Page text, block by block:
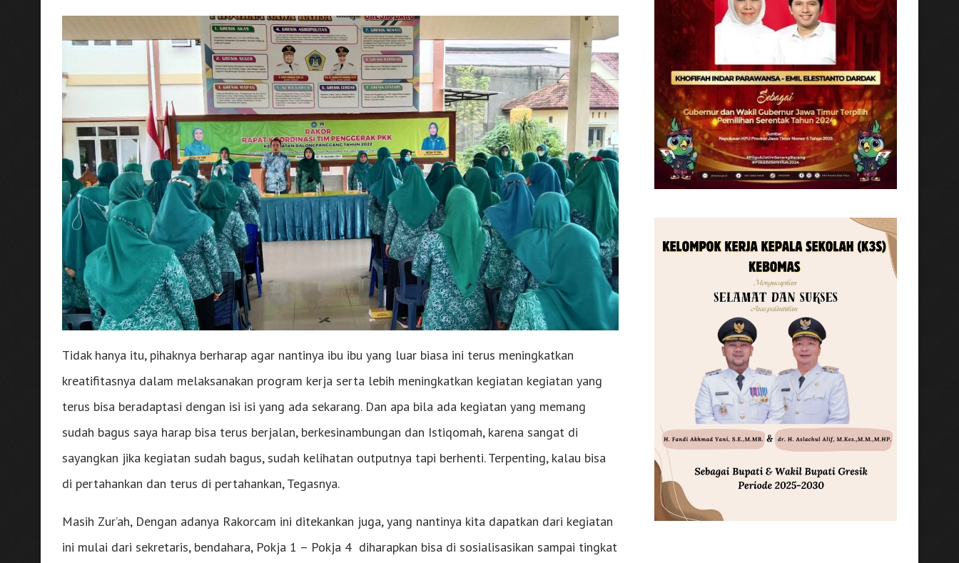
Tidak hanya itu, pihaknya berharap agar nantinya ibu ibu yang luar biasa ini terus meningkatkan
kreatifitasnya dalam melaksanakan program kerja serta lebih meningkatkan kegiatan kegiatan yang
terus bisa beradaptasi dengan isi isi yang ada sekarang. Dan apa bila ada kegiatan yang memang
sudah bagus saya harap bisa terus berjalan, berkesinambungan dan Istiqomah, karena sangat di
sayangkan jika kegiatan sudah bagus, sudah kelihatan outputnya tapi berhenti. Terpenting, kalau bisa
di pertahankan dan terus di pertahankan, Tegasnya.
Masih Zur’ah, Dengan adanya Rakorcam ini ditekankan juga, yang nantinya kita dapatkan dari kegiatan
ini mulai dari sekretaris, bendahara, Pokja 1 – Pokja 4 diharapkan bisa di sosialisasikan sampai tingkat